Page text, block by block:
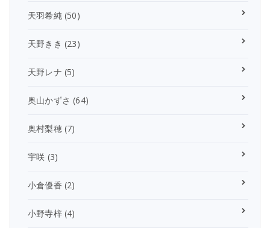
天羽希純(50)
天野きき (23)
天野レナ (5)
奥山かずさ (64)
奥村梨穂(7)
宇咲 (3)
小倉優香 (2)
小野寺梓(4)